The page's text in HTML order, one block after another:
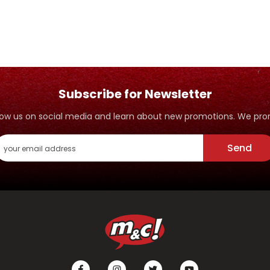
Subscribe for Newsletter
us on social media and learn about new promotions. We
Send